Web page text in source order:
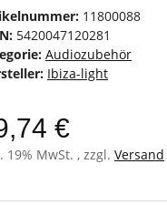
11800088
5420047120281
Audiozubehör
Ibiza-light
€
19% MwSt. , zzgl. Versand